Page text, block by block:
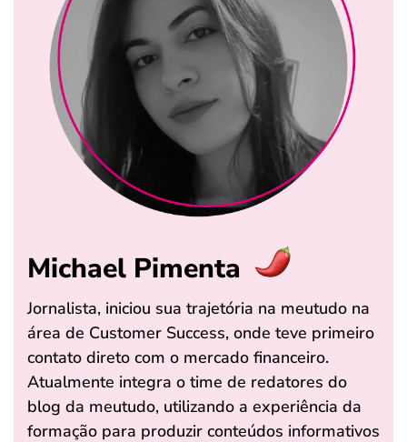
Michael Pimenta
Jornalista, iniciou sua trajetória na meutudo na
área de Customer Success, onde teve primeiro
contato direto com o mercado financeiro.
Atualmente integra o time de redatores do
blog da meutudo, utilizando a experiência da
formação para produzir conteúdos informativos